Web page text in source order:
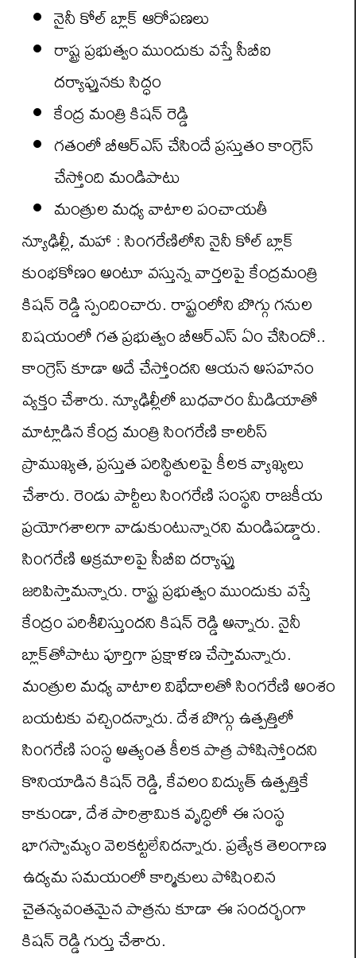
నైనీ కోల్ బ్లాక్ ఆరోపణలు
రాష్ట్ర ప్రభుత్వం ముందుకు వస్తే సీబీఐ
దర్యాప్తునకు సిద్ధం
కేంద్ర మంత్రి కిషన్ రెడ్డి
గతంలో బీఆర్ఎస్ చేసిందే ప్రస్తుతం కాంగ్రెస్
చేస్తోంది మండిపాటు
మంత్రుల మధ్య వాటాల పంచాయతీ
న్యూఢిల్లీ, మహా : సింగరేణిలోని నైనీ కోల్ బ్లాక్
కుంభకోణం అంటూ వస్తున్న వార్తలపై కేంద్రమంత్రి
కిషన్ రెడ్డి స్పందించారు. రాష్ట్రంలోని బొగ్గు గనుల
విషయంలో గత ప్రభుత్వం బీఆర్ఎస్ ఏం చేసిందో..
కాంగ్రెస్ కూడా అదే చేస్తోందని ఆయన అసహనం
వ్యక్తం చేశారు. న్యూఢిల్లీలో బుధవారం మీడియాతో
మాట్లాడిన కేంద్ర మంత్రి సింగరేణి కాలరీస్
ప్రాముఖ్యత, ప్రస్తుత పరిస్థితులపై కీలక వ్యాఖ్యలు
చేశారు. రెండు పార్టీలు సింగరేణి సంస్థని రాజకీయ
ప్రయోగశాలగా వాడుకుంటున్నారని మండిపడ్డారు.
సింగరేణి అక్రమాలపై సీబీఐ దర్యాప్తు
జరిపిస్తామన్నారు. రాష్ట్ర ప్రభుత్వం ముందుకు వస్తే
కేంద్రం పరిశీలిస్తుందని కిషన్ రెడ్డి అన్నారు. నైనీ
బ్లాక్‌తోపాటు పూర్తిగా ప్రక్షాళణ చేస్తామన్నారు.
మంత్రుల మధ్య వాటాల విభేదాలతో సింగరేణి అంశం
బయటకు వచ్చిందన్నారు. దేశ బొగ్గు ఉత్పత్తిలో
సింగరేణి సంస్థ అత్యంత కీలక పాత్ర పోషిస్తోందని
కొనియాడిన కిషన్ రెడ్డి, కేవలం విద్యుత్ ఉత్పత్తికే
కాకుండా, దేశ పారిశ్రామిక వృద్ధిలో ఈ సంస్థ
భాగస్వామ్యం వెలకట్టలేనిదన్నారు. ప్రత్యేక తెలంగాణ
ఉద్యమ సమయంలో కార్మికులు పోషించిన
చైతన్యవంతమైన పాత్రను కూడా ఈ సందర్భంగా
కిషన్ రెడ్డి గుర్తు చేశారు.